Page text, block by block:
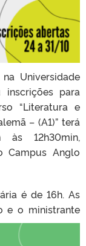
Universidade
inscrições para
“Literatura e
– (A1)” terá
às 12h30min,
Campus Anglo
é de 16h. As
e o ministrante